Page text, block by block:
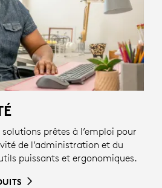
prêtes à l’emploi pour
de l’administration et du
puissants et ergonomiques.